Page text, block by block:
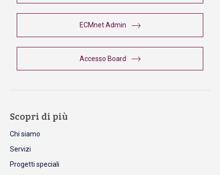
ECMnet Admin
Accesso Board
Scopri di più
Chi siamo
Servizi
Progetti speciali